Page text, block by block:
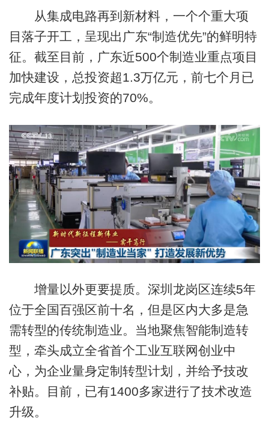
从集成电路再到新材料，一个个重大项
目落子开工，呈现出广东“制造优先”的鲜明特
征。截至目前，广东近500个制造业重点项目
加快建设，总投资超1.3万亿元，前七个月已
完成年度计划投资的70%。
增量以外更要提质。深圳龙岗区连续5年
位于全国百强区前十名，但是区内大多是急
需转型的传统制造业。当地聚焦智能制造转
型，牵头成立全省首个工业互联网创业中
心，为企业量身定制转型计划，并给予技改
补贴。目前，已有1400多家进行了技术改造
升级。